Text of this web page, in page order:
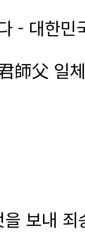
- 대한
師父 일
보내